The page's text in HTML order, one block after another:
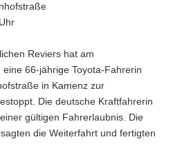
Reviers hat am
66-jährige Toyota-Fahrerin
in Kamenz zur
Die deutsche Kraftfahrerin
gültigen Fahrerlaubnis. Die
die Weiterfahrt und fertigten